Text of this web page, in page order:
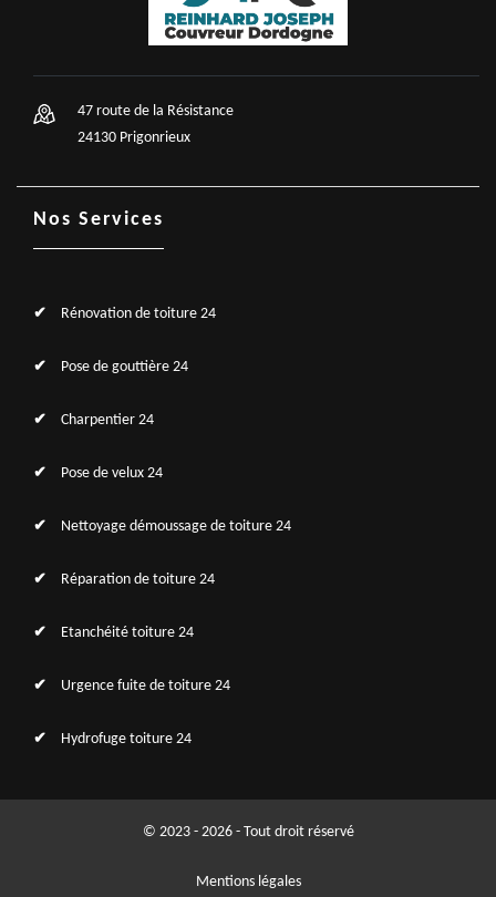
47 route de la Résistance
24130 Prigonrieux
Nos Services
Rénovation de toiture 24
Pose de gouttière 24
Charpentier 24
Pose de velux 24
Nettoyage démoussage de toiture 24
Réparation de toiture 24
Etanchéité toiture 24
Urgence fuite de toiture 24
Hydrofuge toiture 24
© 2023 - 2026 - Tout droit réservé
Mentions légales